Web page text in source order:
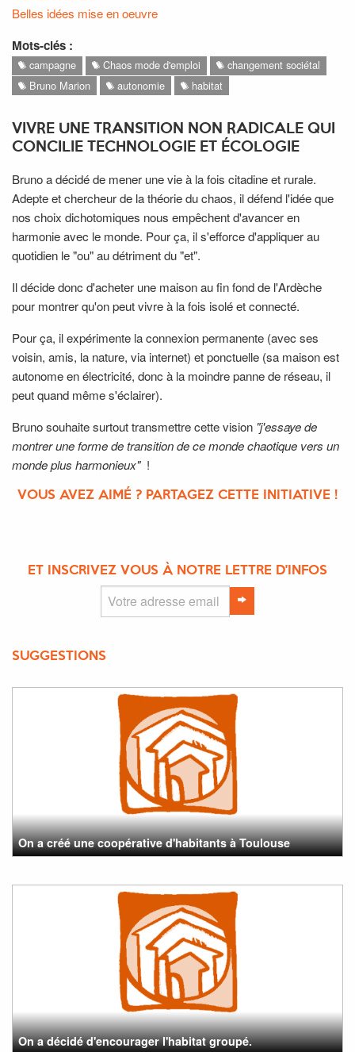
Belles idées mise en oeuvre
Mots-clés :
campagne Chaos mode d'emploi
changement sociétal
Bruno Marion
autonomie habitat
VIVRE UNE TRANSITION NON RADICALE QUI
CONCILIE TECHNOLOGIE ET ÉCOLOGIE
Bruno a décidé de mener une vie à la fois citadine et rurale.
Adepte et chercheur de la théorie du chaos, il défend l'idée que
nos choix dichotomiques nous empêchent d'avancer en
harmonie avec le monde. Pour ça, il s'efforce d'appliquer au
quotidien le "ou" au détriment du "et".
Il décide donc d'acheter une maison au fin fond de l'Ardèche
pour montrer qu'on peut vivre à la fois isolé et connecté.
Pour ça, il expérimente la connexion permanente (avec ses
voisin, amis, la nature, via internet) et ponctuelle (sa maison est
autonome en électricité, donc à la moindre panne de réseau, il
peut quand même s'éclairer).
Bruno souhaite surtout transmettre cette vision "j'essaye de
montrer une forme de transition de ce monde chaotique vers un
monde plus harmonieux"!
VOUS AVEZ AIMÉ ? PARTAGEZ CETTE INITIATIVE !
ET INSCRIVEZ VOUS À NOTRE LETTRE D'INFOS
SUGGESTIONS
On a créé une coopérative d'habitants à Toulouse
On a décidé d'encourager l'habitat groupé.